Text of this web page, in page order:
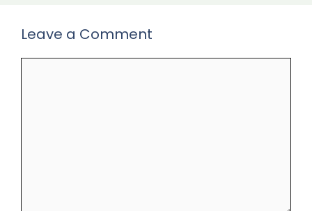
Leave a Comment